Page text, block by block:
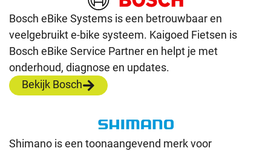
Bosch eBike Systems is een betrouwbaar en
veelgebruikt e-bike systeem. Kaigoed Fietsen is
Bosch eBike Service Partner en helpt je met
onderhoud, diagnose en updates.
Bekijk Bosch
Shimano is een toonaangevend merk voor